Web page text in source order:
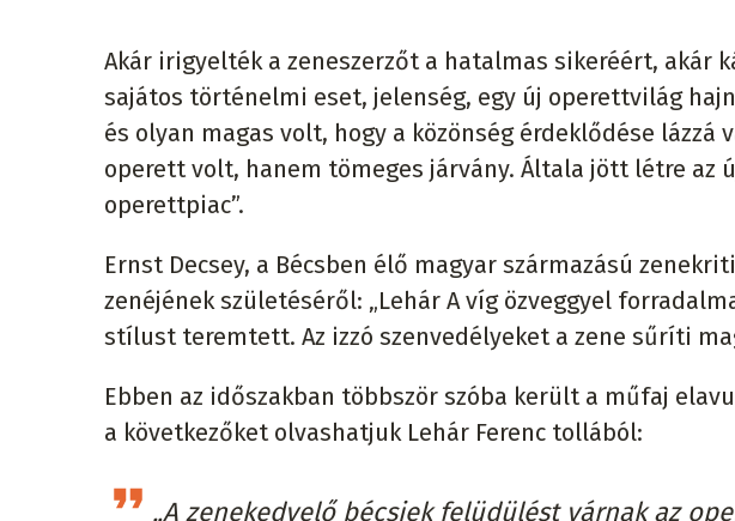
Akár irigyelték a zeneszerzőt a hatalmas sikeréért, akár
sajátos történelmi eset, jelenség, egy új operettvilág
és olyan magas volt, hogy a közönség érdeklődése lázzá
operett volt, hanem tömeges járvány. Általa jött létre az
operettpiac”.
Ernst Decsey, a Bécsben élő magyar származású
zenéjének születéséről: „Lehár A víg özveggyel
stílust teremtett. Az izzó szenvedélyeket a zene sűríti
Ebben az időszakban többször szóba került a műfaj
a következőket olvashatjuk Lehár Ferenc tollából:
„A zenekedvelő bécsiek felüdülést várnak az